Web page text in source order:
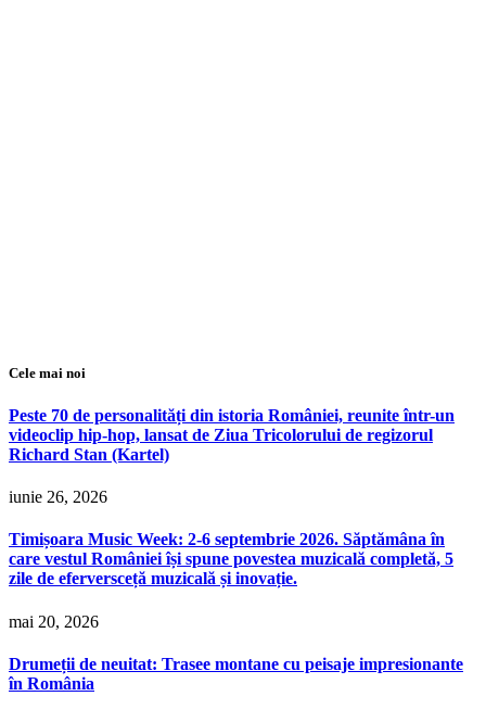
Cele mai noi
Peste 70 de personalități din istoria României, reunite într-un
videoclip hip-hop, lansat de Ziua Tricolorului de regizorul
Richard Stan (Kartel)
iunie 26, 2026
Timișoara Music Week: 2-6 septembrie 2026. Săptămâna în
care vestul României își spune povestea muzicală completă, 5
zile de eferversceță muzicală și inovație.
mai 20, 2026
Drumeții de neuitat: Trasee montane cu peisaje impresionante
în România